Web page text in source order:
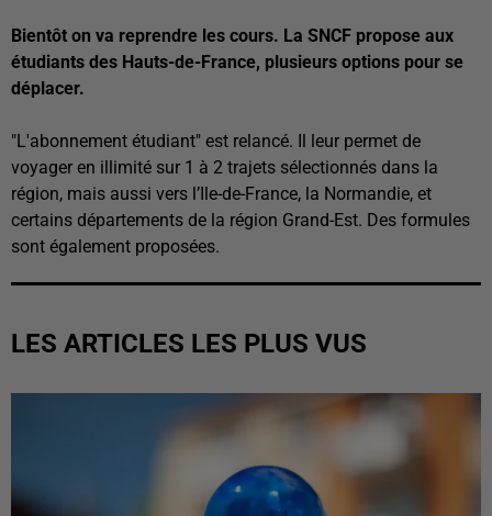
Bientôt on va reprendre les cours. La SNCF propose aux
étudiants des Hauts-de-France, plusieurs options pour se
déplacer.
"L'abonnement étudiant" est relancé. Il leur permet de
voyager en illimité sur 1 à 2 trajets sélectionnés dans la
région, mais aussi vers l’Ile-de-France, la Normandie, et
certains départements de la région Grand-Est. Des formules
sont également proposées.
LES ARTICLES LES PLUS VUS